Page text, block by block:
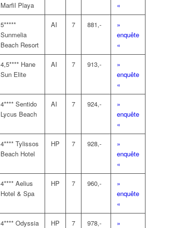
Marfil Playa
«
5*****
Sunmelia
Beach Resort
AI 7 881,-
»
enquête
«
4,5**** Hane
Sun Elite
AI 7 913,-
»
enquête
«
4**** Sentido
Lycus Beach
AI 7 924,-
»
enquête
«
4**** Tylissos
Beach Hotel
HP 7 928,-
»
enquête
«
4**** Aelius
Hotel & Spa
HP 7 960,-
»
enquête
«
4**** Odyssia
HP 7 978,-
»